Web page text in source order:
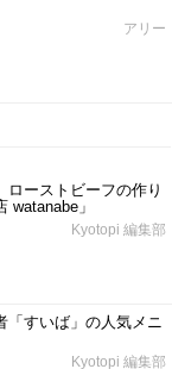
アリー
ローストビーフの作り
watanabe」
Kyotopi 編集部
すいば」の人気メニ
Kyotopi 編集部